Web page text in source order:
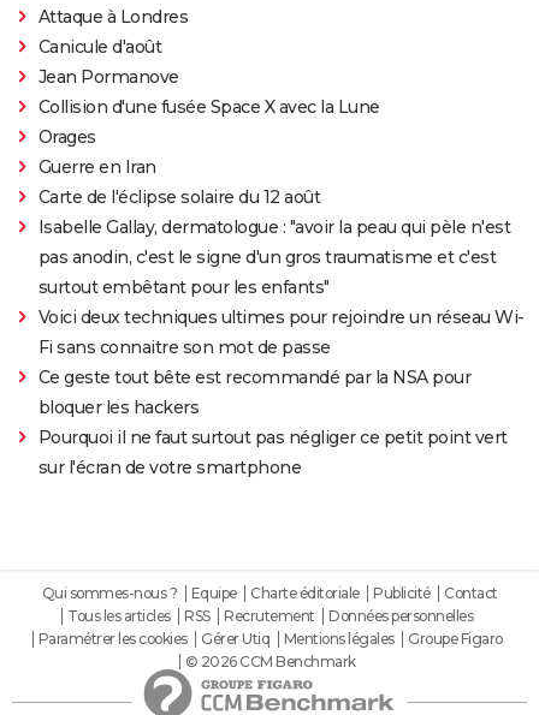
Attaque à Londres
Canicule d'août
Jean Pormanove
Collision d'une fusée Space X avec la Lune
Orages
Guerre en Iran
Carte de l'éclipse solaire du 12 août
Isabelle Gallay, dermatologue : "avoir la peau qui pèle n'est
pas anodin, c'est le signe d'un gros traumatisme et c'est
surtout embêtant pour les enfants"
Voici deux techniques ultimes pour rejoindre un réseau Wi-
Fi sans connaitre son mot de passe
Ce geste tout bête est recommandé par la NSA pour
bloquer les hackers
Pourquoi il ne faut surtout pas négliger ce petit point vert
sur l'écran de votre smartphone
Qui sommes-nous ? Equipe Charte éditoriale Publicité
Contact
Tous les articles
RSS Recrutement
Données personnelles
Paramétrer les cookies
Gérer Utiq Mentions légales
Groupe Figaro
© 2026 CCM Benchmark